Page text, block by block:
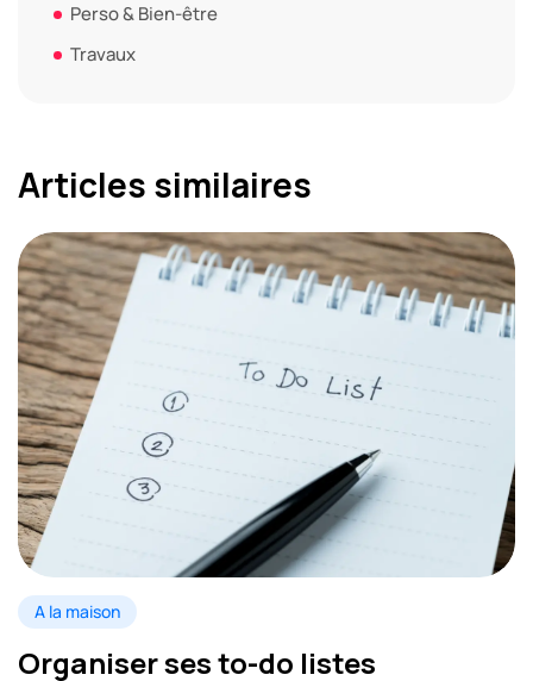
Perso & Bien-être
Travaux
Articles similaires
A la maison
Organiser ses to-do listes